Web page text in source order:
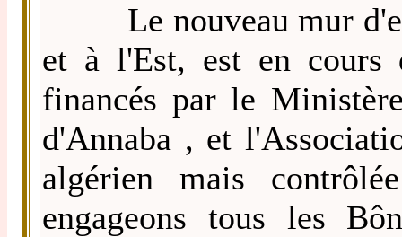
Le nouveau mur
et à l'Est, est en cours
financés par le
d'Annaba , et
algérien mais
engageons tous les